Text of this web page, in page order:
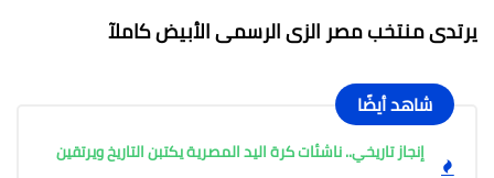
يرتدى منتخب مصر الزى الرسمى الأبيض كاملآ
شاهد أيضًا
إنجاز تاريخي.. ناشئات كرة اليد المصرية يكتبن التاريخ ويرتقين